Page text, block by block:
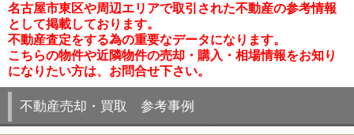
名古屋市東区や周辺エリアで取引された不動産の参考情報
として掲載しております。
不動産査定をする為の重要なデータになります。
こちらの物件や近隣物件の売却・購入・相場情報をお知り
になりたい方は、お問合せ下さい。
不動産売却・買取 参考事例